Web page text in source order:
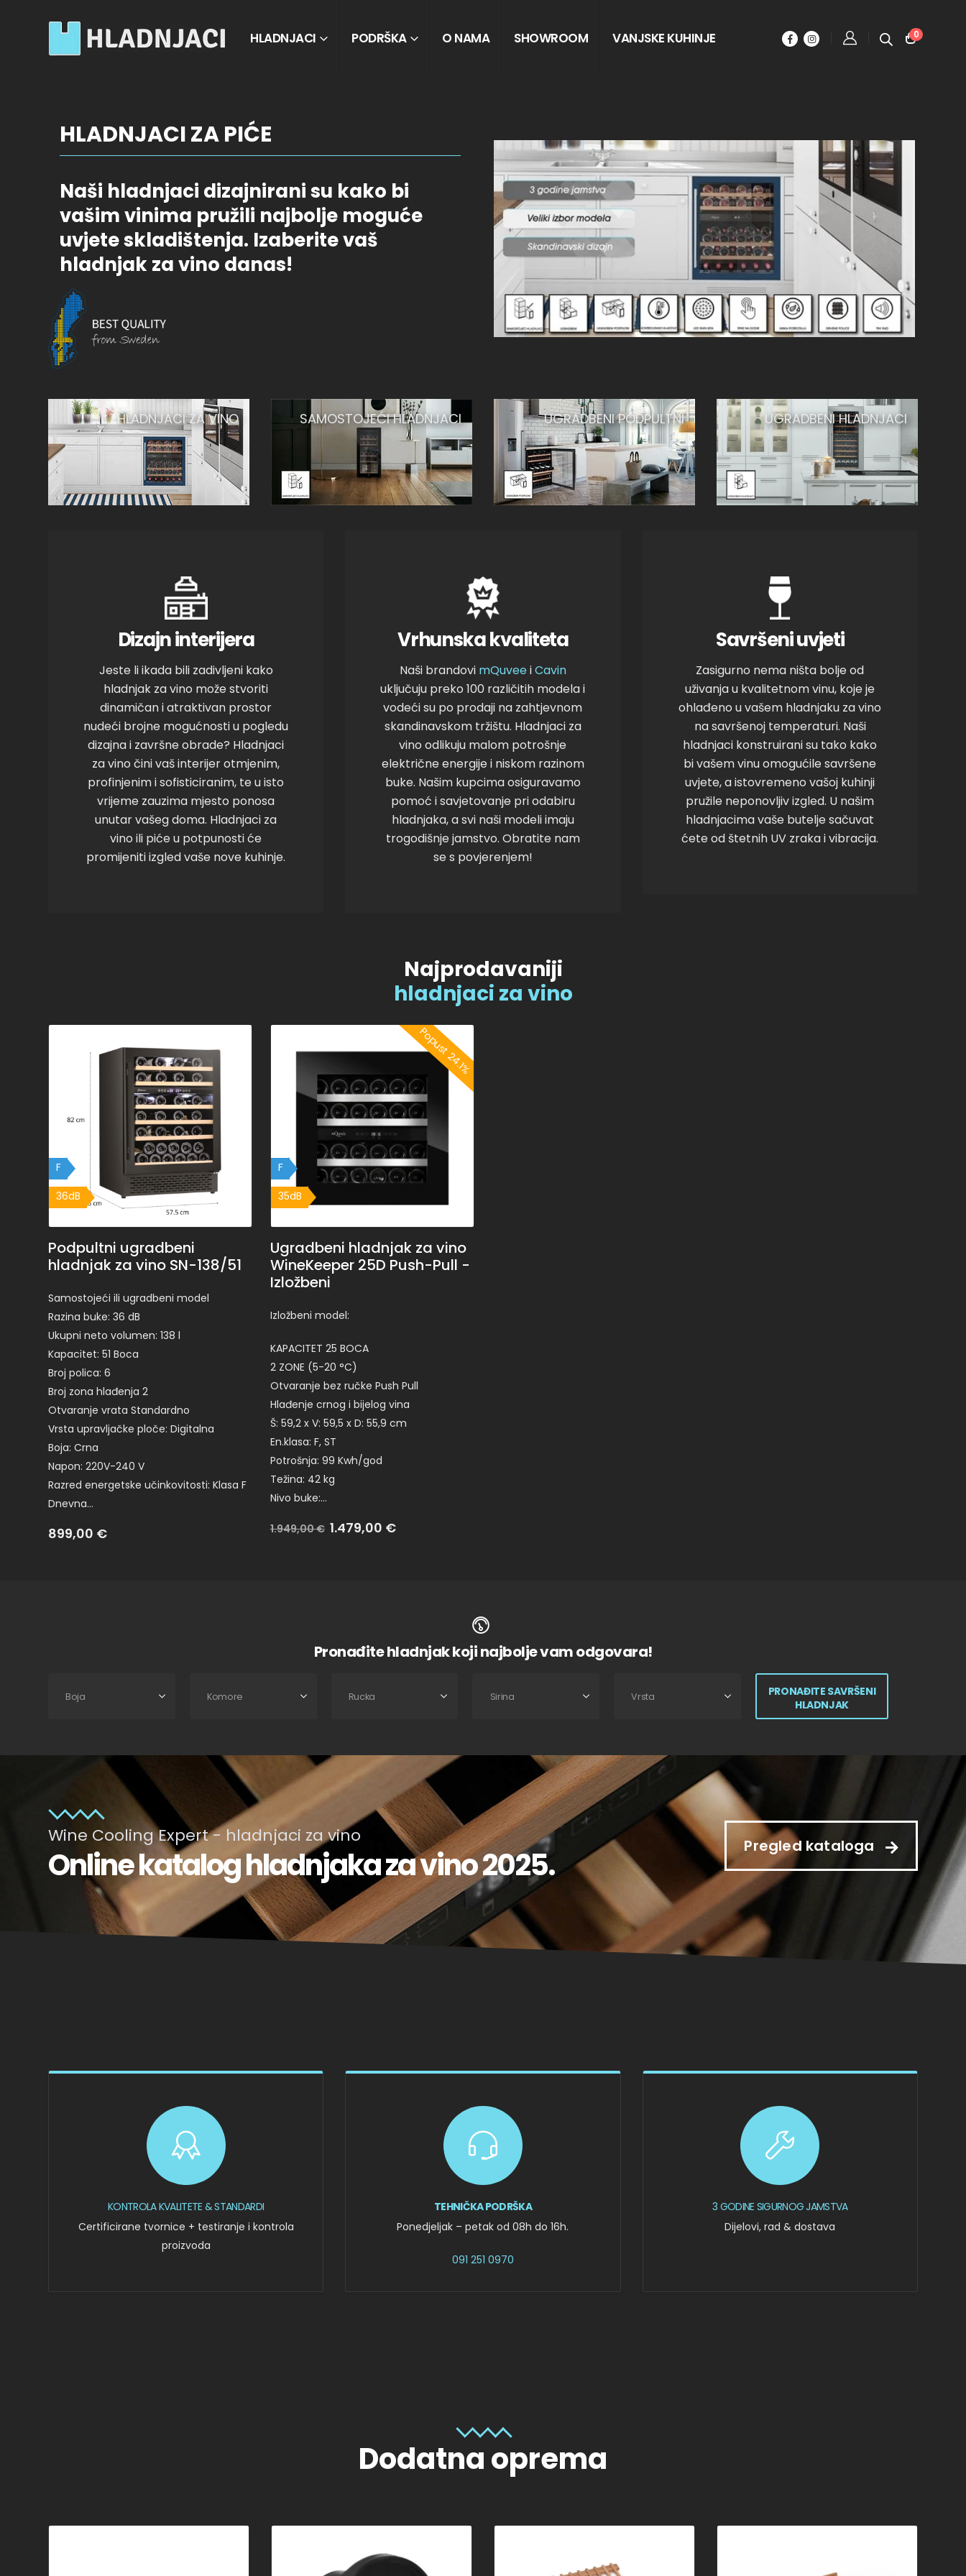
HLADNJACI PODRŠKA O NAMA SHOWROOM VANJSKE KUHINJE 0
HLADNJACI ZA PIĆE
Naši hladnjaci dizajnirani su kako bi
vašim vinima pružili najbolje moguće
uvjete skladištenja. Izaberite vaš
hladnjak za vino danas!
HLADNJACI ZA VINO SAMOSTOJEĆI HLADNJACI UGRADBENI PODPULTNI UGRADBENI HLADNJACI
Dizajn interijera
Jeste li ikada bili zadivljeni kako
hladnjak za vino može stvoriti
dinamičan i atraktivan prostor
nudeći brojne mogućnosti u pogledu
dizajna i završne obrade? Hladnjaci
za vino čini vaš interijer otmjenim,
profinjenim i sofisticiranim, te u isto
vrijeme zauzima mjesto ponosa
unutar vašeg doma. Hladnjaci za
vino ili piće u potpunosti će
promijeniti izgled vaše nove kuhinje.
Vrhunska kvaliteta
Naši brandovi mQuveeiCavin
uključuju preko 100 različitih modela i
vodeći su po prodaji na zahtjevnom
skandinavskom tržištu. Hladnjaci za
vino odlikuju malom potrošnje
električne energije i niskom razinom
buke. Našim kupcima osiguravamo
pomoć i savjetovanje pri odabiru
hladnjaka, a svi naši modeli imaju
trogodišnje jamstvo. Obratite nam
se s povjerenjem!
Savršeni uvjeti
Zasigurno nema ništa bolje od
uživanja u kvalitetnom vinu, koje je
ohlađeno u vašem hladnjaku za vino
na savršenoj temperaturi. Naši
hladnjaci konstruirani su tako kako
bi vašem vinu omogućile savršene
uvjete, a istovremeno vašoj kuhinji
pružile neponovljiv izgled. U našim
hladnjacima vaše butelje sačuvat
ćete od štetnih UV zraka i vibracija.
Najprodavaniji
hladnjaci za vino
F
36dB
Podpultni ugradbeni
hladnjak za vino SN-138/51
Samostojeći ili ugradbeni model
Razina buke: 36 dB
Ukupni neto volumen: 138 l
Kapacitet: 51 Boca
Broj polica: 6
Broj zona hlađenja 2
Otvaranje vrata Standardno
Vrsta upravljačke ploče: Digitalna
Boja: Crna
Napon: 220V-240 V
Razred energetske učinkovitosti: Klasa F
Dnevna…
899,00 €
Popust 24.1%
F
35dB
Ugradbeni hladnjak za vino
WineKeeper 25D Push-Pull -
Izložbeni
Izložbeni model:
KAPACITET 25 BOCA
2 ZONE (5-20 °C)
Otvaranje bez ručke Push Pull
Hlađenje crnog i bijelog vina
Š: 59,2 x V: 59,5 x D: 55,9 cm
En.klasa: F, ST
Potrošnja: 99 Kwh/god
Težina: 42 kg
Nivo buke:…
Bez
1.949,00€ Na
1.479,00 €
Pronađite hladnjak koji najbolje vam odgovara!
PRONAĐITE SAVRŠENI
HLADNJAK
Wine Cooling Expert - hladnjaci za vino
Online katalog hladnjaka za vino 2025. Pregled kataloga
KONTROLA KVALITETE & STANDARDI
Certificirane tvornice + testiranje i kontrola
proizvoda
TEHNIČKA PODRŠKA
Ponedjeljak – petak od 08h do 16h.
091 251 0970
3 GODINE SIGURNOG JAMSTVA
Dijelovi, rad & dostava
Dodatna oprema